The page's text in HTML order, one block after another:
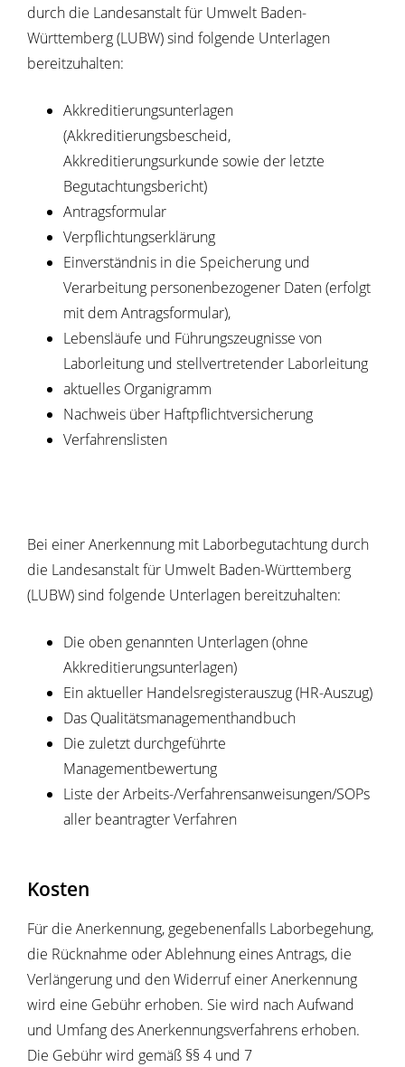
durch die Landesanstalt für Umwelt Baden-
Württemberg (LUBW) sind folgende Unterlagen
bereitzuhalten:
Akkreditierungsunterlagen
(Akkreditierungsbescheid,
Akkreditierungsurkunde sowie der letzte
Begutachtungsbericht)
Antragsformular
Verpflichtungserklärung
Einverständnis in die Speicherung und
Verarbeitung personenbezogener Daten (erfolgt
mit dem Antragsformular),
Lebensläufe und Führungszeugnisse von
Laborleitung und stellvertretender Laborleitung
aktuelles Organigramm
Nachweis über Haftpflichtversicherung
Verfahrenslisten
Bei einer Anerkennung mit Laborbegutachtung durch
die Landesanstalt für Umwelt Baden-Württemberg
(LUBW) sind folgende Unterlagen bereitzuhalten:
Die oben genannten Unterlagen (ohne
Akkreditierungsunterlagen)
Ein aktueller Handelsregisterauszug (HR-Auszug)
Das Qualitätsmanagementhandbuch
Die zuletzt durchgeführte
Managementbewertung
Liste der Arbeits-/Verfahrensanweisungen/SOPs
aller beantragter Verfahren
Kosten
Für die Anerkennung, gegebenenfalls Laborbegehung,
die Rücknahme oder Ablehnung eines Antrags, die
Verlängerung und den Widerruf einer Anerkennung
wird eine Gebühr erhoben. Sie wird nach Aufwand
und Umfang des Anerkennungsverfahrens erhoben.
Die Gebühr wird gemäß §§ 4 und 7